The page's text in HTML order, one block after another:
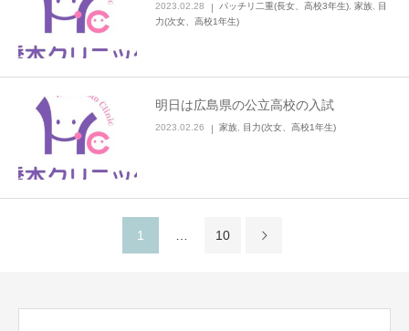
2023.02.28 パッチリ二重(長女、高校3年生), 家族, 目
力(次女、高校1年生)
明日は広島県の公立高校の入試
2023.02.26 家族, 目力(次女、高校1年生)
1 10